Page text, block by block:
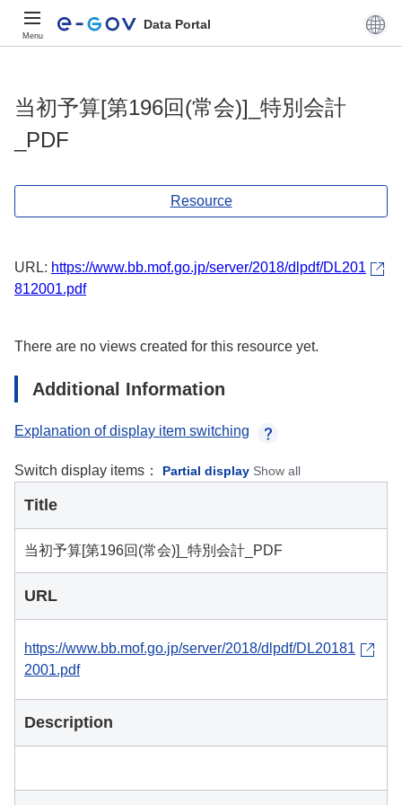
Menu
Data Portal
当初予算[第196回(常会)]_特別会計
_PDF
Resource
URL: https://www.bb.mof.go.jp/server/2018/dlpdf/DL201
812001.pdf
There are no views created for this resource yet.
Additional Information
Explanation of display item switching
Switch display items： Partial display Show all
Title
当初予算[第196回(常会)]_特別会計_PDF
URL
https://www.bb.mof.go.jp/server/2018/dlpdf/DL20181
2001.pdf
Description